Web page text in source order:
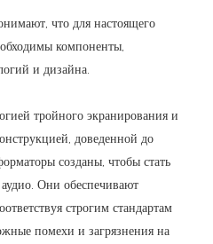
что для настоящего
компоненты,
и дизайна.
тройного экранирования и
доведенной до
созданы, чтобы стать
Они обеспечивают
строгим стандартам
помехи и загрязнения на